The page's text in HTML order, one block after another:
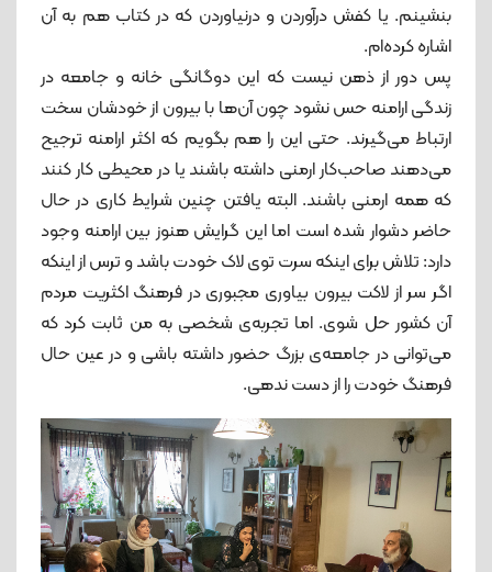
بنشینم. یا کفش درآوردن و درنیاوردن که در کتاب هم به آن
اشاره کرده‌ام.
پس دور از ذهن نیست که این دوگانگی خانه و جامعه در
زندگی ارامنه حس نشود چون آن‌ها با بیرون از خودشان سخت
ارتباط می‌گیرند. حتی این را هم بگویم که اکثر ارامنه ترجیح
می‌دهند صاحب‌کار ارمنی داشته‌ باشند یا در محیطی کار کنند
که همه ارمنی باشند. البته یافتن چنین شرایط کاری در حال
حاضر دشوار شده ‌است اما این گرایش هنوز بین ارامنه وجود
دارد: تلاش برای اینکه سرت توی لاک خودت باشد و ترس از اینکه
اگر سر از لاکت بیرون بیاوری مجبوری در فرهنگ اکثریت مردم
آن کشور حل شوی. اما تجربه‌ی شخصی به من ثابت کرد که
می‌توانی در جامعه‌ی بزرگ حضور داشته ‌باشی و در عین حال
فرهنگ خودت را از دست ندهی.